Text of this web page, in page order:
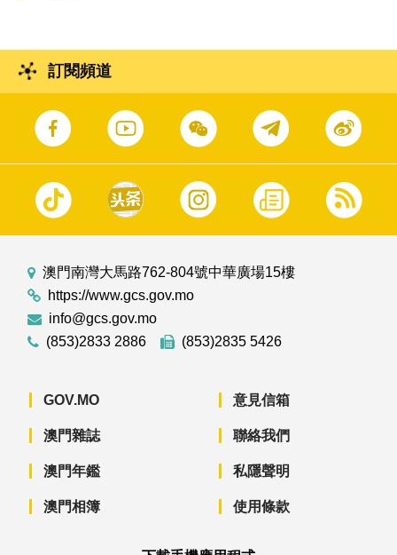
訂閱頻道
澳門南灣大馬路762-804號中華廣場15樓
https://www.gcs.gov.mo
info@gcs.gov.mo
(853)2833 2886
(853)2835 5426
GOV.MO
澳門雜誌
澳門年鑑
澳門相簿
意見信箱
聯絡我們
私隱聲明
使用條款